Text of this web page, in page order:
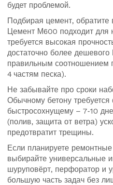
будет проблемой.
Подбирая цемент, обратите
Цемент М600 подходит для
требуется высокая
достаточно более
правильным соотношением
4 частям песка).
Не забывайте про сроки
Обычному бетону
быстросохнущему – 7‑10
(полив, защита от ветра)
предотвратит трещины.
Если планируете
выбирайте универсальные
шуруповёрт, перфоратор и
большую часть задач без